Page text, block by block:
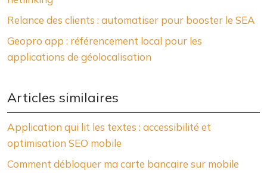
Relance des clients : automatiser pour booster le SEA
Geopro app : référencement local pour les
applications de géolocalisation
Articles similaires
Application qui lit les textes : accessibilité et
optimisation SEO mobile
Comment débloquer ma carte bancaire sur mobile